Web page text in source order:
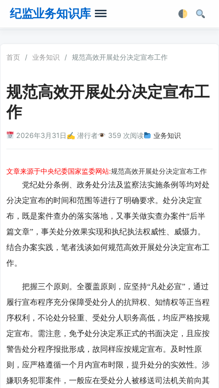
纪监业务知识库
法律法规
首页 / 业务知识 / 规范高效开展处分决定宣布工作
规范高效开展处分决定宣布工
作
2026年3月31日✍️ 潜行者 359 次阅读 业务知识
文章来源于中央纪委国家监委网站:规范高效开展处分决定宣布工作
党纪处分条例、政务处分法及监察法实施条例等均对处
分决定宣布的时间和范围等进行了明确要求。处分决定宣
布，既是案件查办的落实落地，又事关做实查办案件“后半
篇文章”，事关处分效果实现和执纪执法权威性、威慑力。
结合办案实践，笔者浅谈如何规范高效开展处分决定宣布工
作。
把握三个原则。全覆盖原则，应坚持“凡处必宣”，通过
履行宣布程序充分保障受处分人的抗辩权、知情权等正当程
序权利，不论处分轻重、受处分人职务高低，均应严格按规
定宣布。需注意，免予处分决定系正式的书面决定，且应按
警告处分程序报批形成，故同样应按规定宣布。及时性原
则，应严格遵循一个月内宣布时限，提升处分的实效性。涉
嫌职务犯罪案件，一般应在受处分人被移送司法机关前向其